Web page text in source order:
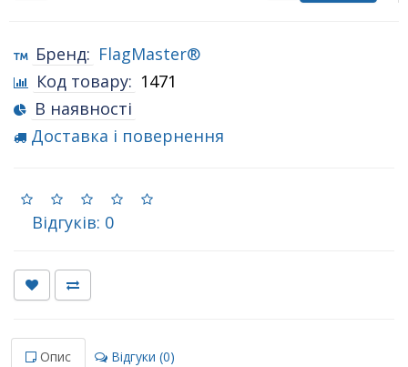
Бренд: FlagMaster®
Код товару: 1471
В наявності
Доставка і повернення
Відгуків: 0
Опис Відгуки (0)